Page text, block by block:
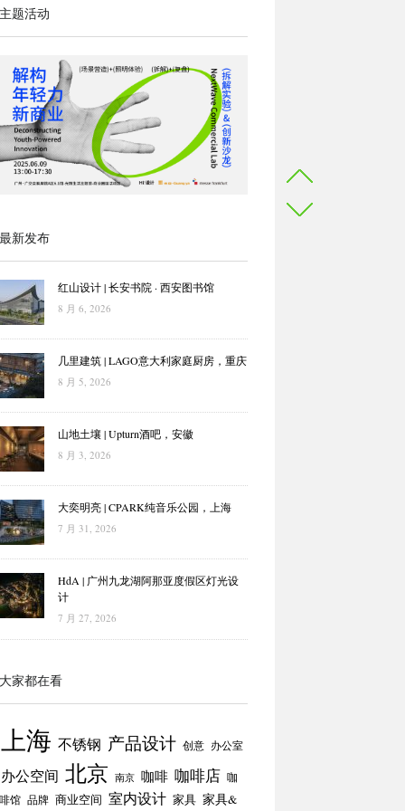
题活动
新发布
红山设计 | 长安书院 · 西安图书馆
8 月 6, 2026
几里建筑 | LAGO意大利家庭厨房，重庆
8 月 5, 2026
山地土壤 | Upturn酒吧，安徽
8 月 3, 2026
大奕明亮 | CPARK纯音乐公园，上海
7 月 31, 2026
HdA | 广州九龙湖阿那亚度假区灯光设
计
7 月 27, 2026
家都在看
上海 不锈钢 产品设计 创意 办公室
办公空间 北京 南京 咖啡 咖啡店 咖
馆 品牌 商业空间 室内设计 家具 家具&